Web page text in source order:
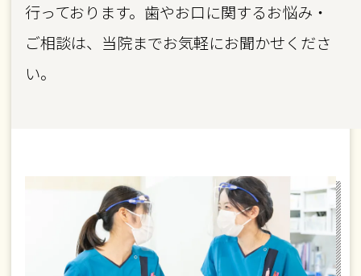
行っております。歯やお口に関するお悩み・
ご相談は、当院までお気軽にお聞かせくださ
い。